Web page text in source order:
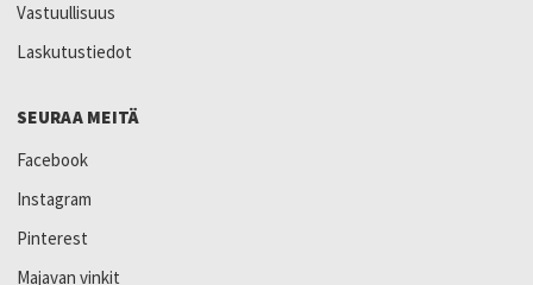
Vastuullisuus
Laskutustiedot
SEURAA MEITÄ
Facebook
Instagram
Pinterest
Majavan vinkit